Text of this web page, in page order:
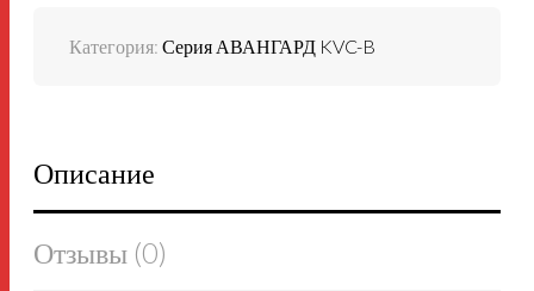
Категория:Серия АВАНГАРД KVC-B
Описание
Отзывы (0)